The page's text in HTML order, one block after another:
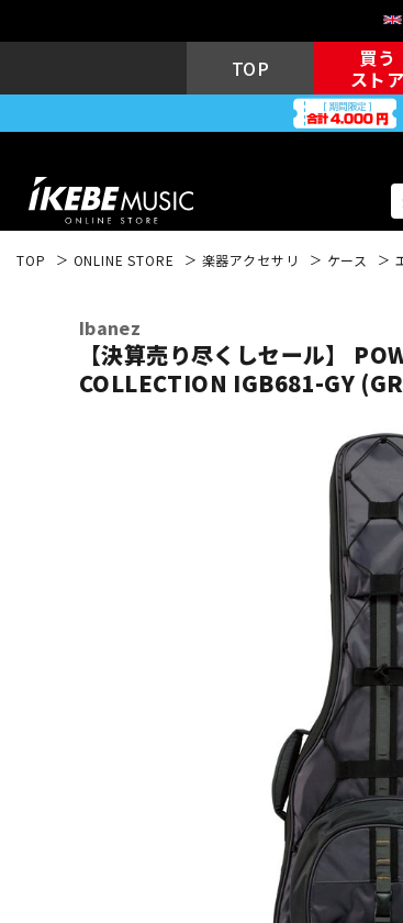
TOP
買う
ストア
TOP ONLINE STORE 楽器アクセサリ ケース
Ibanez
【決算売り尽くしセール】
COLLECTION IGB681-GY